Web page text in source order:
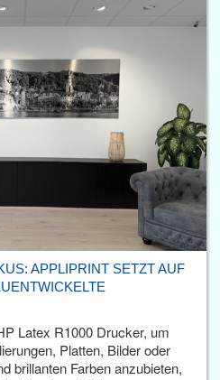
APPLIPRINT SETZT AUF
Latex R1000 Drucker, um
Platten, Bilder oder
brillanten Farben anzubieten,